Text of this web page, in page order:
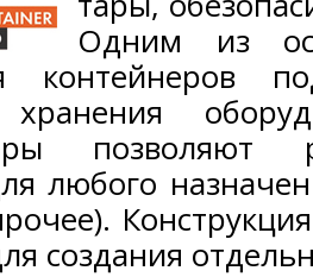
Одним из
контейнеров
позволяют
любого
создания